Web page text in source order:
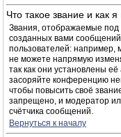
Что такое звание и как
Звания, отображаемые
созданных вами
пользователей: например,
не можете напрямую
так как они установлены
засоряйте конференцию
чтобы повысить своё
запрещено, и модератор
счётчика сообщений.
Вернуться к началу